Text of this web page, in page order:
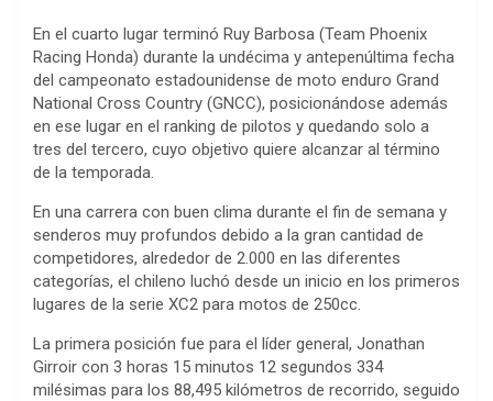
En el cuarto lugar terminó Ruy Barbosa (Team Phoenix
Racing Honda) durante la undécima y antepenúltima fecha
del campeonato estadounidense de moto enduro Grand
National Cross Country (GNCC), posicionándose además
en ese lugar en el ranking de pilotos y quedando solo a
tres del tercero, cuyo objetivo quiere alcanzar al término
de la temporada.
En una carrera con buen clima durante el fin de semana y
senderos muy profundos debido a la gran cantidad de
competidores, alrededor de 2.000 en las diferentes
categorías, el chileno luchó desde un inicio en los primeros
lugares de la serie XC2 para motos de 250cc.
La primera posición fue para el líder general, Jonathan
Girroir con 3 horas 15 minutos 12 segundos 334
milésimas para los 88,495 kilómetros de recorrido, seguido